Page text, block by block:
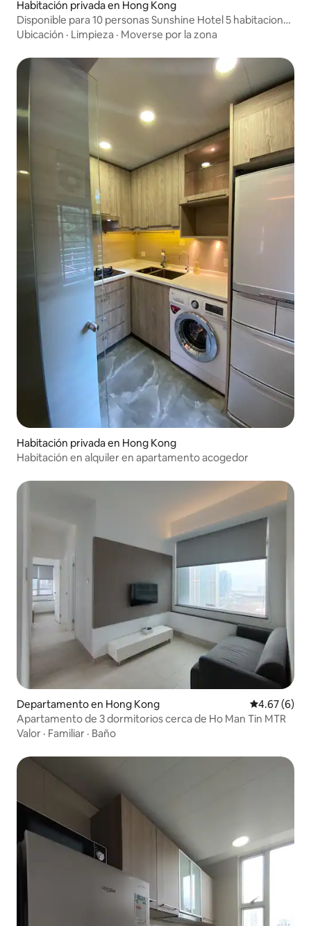
Habitación privada en Hong Kong
Disponible para 10 personas Sunshine Hotel 5 habitaciones
en total Auto check-in Cerradura con contraseña Entrada
pie)
Ubicación · Limpieza · Moverse por la zona
Habitación privada en Hong Kong
Habitación en alquiler en apartamento acogedor
Departamento en Hong Kong Calificación
4.67 (6)
Apartamento de 3 dormitorios cerca de Ho Man Tin MTR
Valor · Familiar · Baño